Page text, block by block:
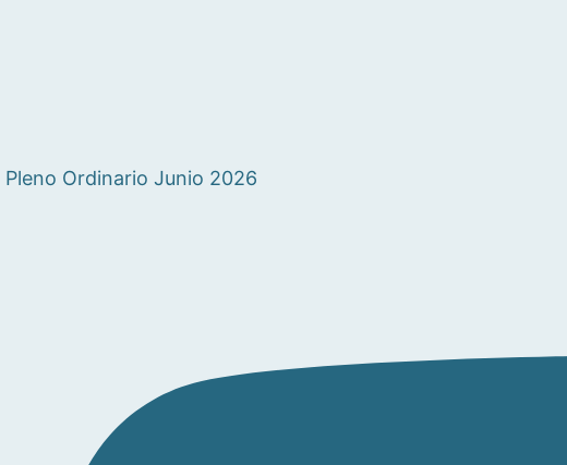
Pleno Ordinario Junio 2026